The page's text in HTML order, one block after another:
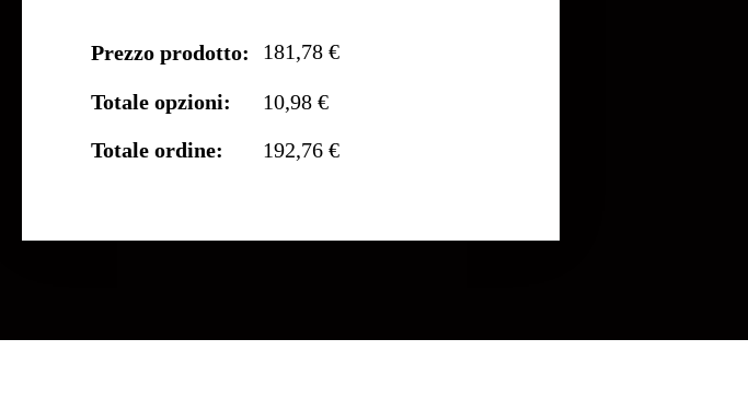
Prezzo prodotto: 181,78 €
Totale opzioni:
10,98 €
Totale ordine:
192,76 €